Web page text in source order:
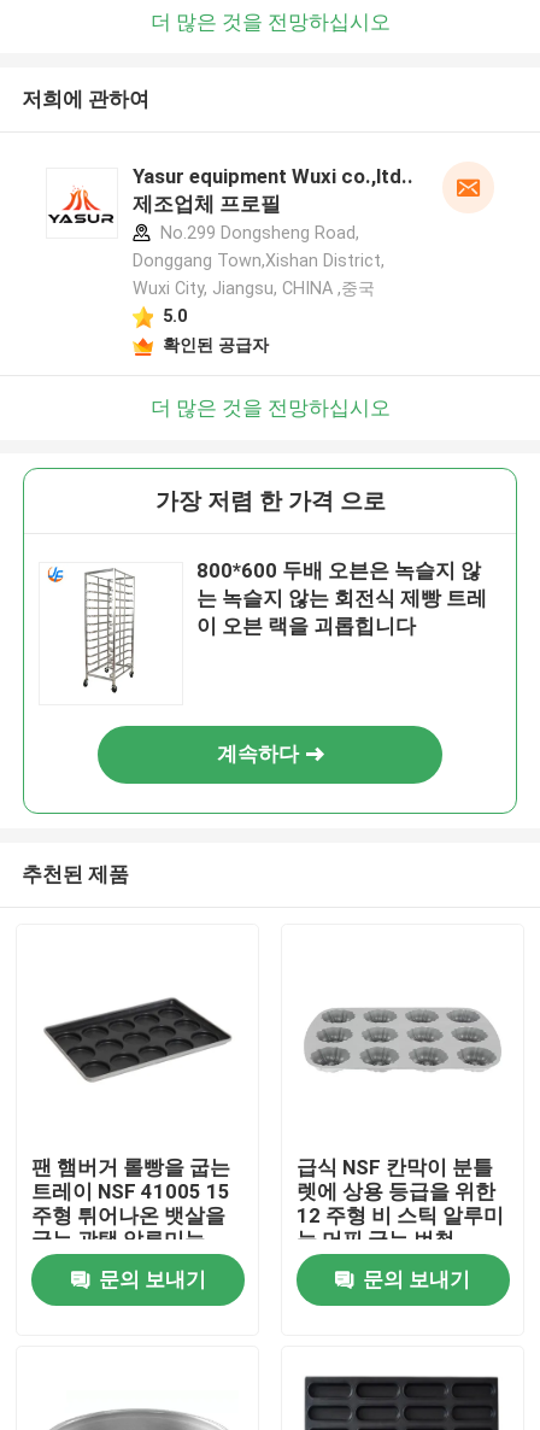
더 많은 것을 전망하십시오
저희에 관하여
Yasur equipment Wuxi co.,ltd..
제조업체 프로필
No.299 Dongsheng Road,
Donggang Town,Xishan District,
Wuxi City, Jiangsu, CHINA ,중국
5.0
확인된 공급자
더 많은 것을 전망하십시오
가장 저렴 한 가격 으로
800*600 두배 오븐은 녹슬지 않
는 녹슬지 않는 회전식 제빵 트레
이 오븐 랙을 괴롭힙니다
계속하다
추천된 제품
팬 햄버거 롤빵을 굽는
트레이 NSF 41005 15
주형 튀어나온 뱃살을
굽는 광택 알루미늄
문의 보내기
급식 NSF 칸막이 분틀
렛에 상용 등급을 위한
12 주형 비 스틱 알루미
늄 머핀 굽는 번철
문의 보내기